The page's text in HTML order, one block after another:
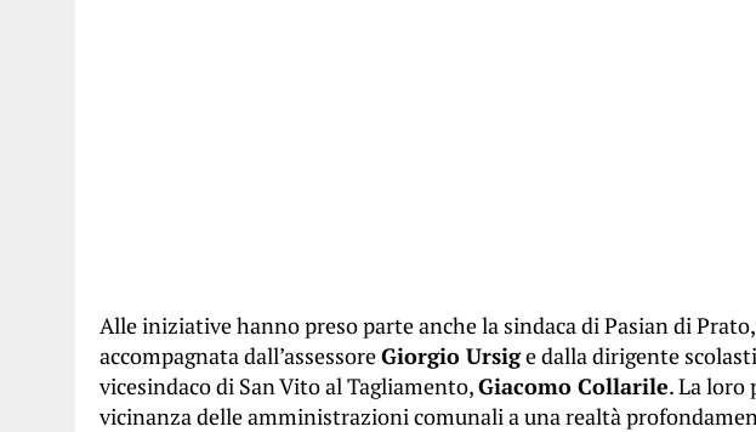
Alle iniziative hanno preso parte anche la sindaca di Pasian di Prato,
accompagnata dall’assessoreGiorgio Ursige dalla dirigente
vicesindaco di San Vito al Tagliamento,Giacomo Collarile. La loro
vicinanza delle amministrazioni comunali a una realtà